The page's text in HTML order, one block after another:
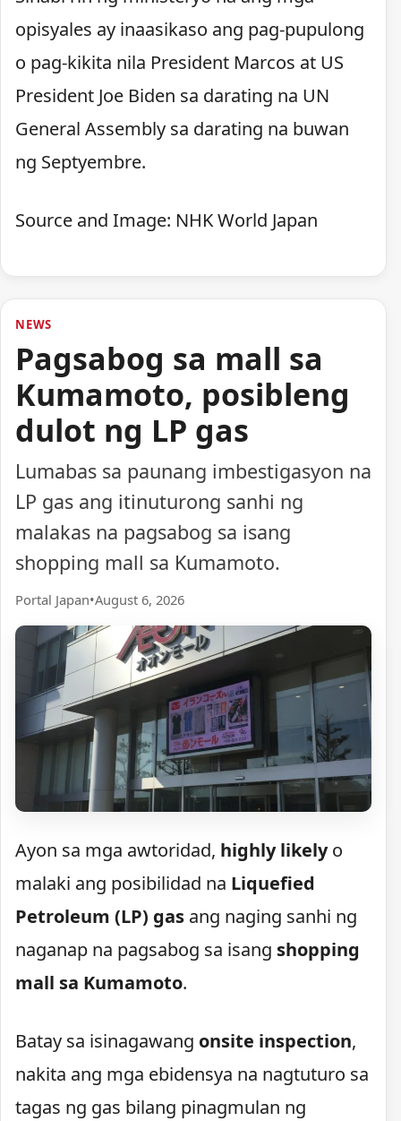
opisyales ay inaasikaso ang pag-pupulong
o pag-kikita nila President Marcos at US
President Joe Biden sa darating na UN
General Assembly sa darating na buwan
ng Septyembre.
Source and Image: NHK World Japan
NEWS
Pagsabog sa mall sa
Kumamoto, posibleng
dulot ng LP gas
Lumabas sa paunang imbestigasyon na
LP gas ang itinuturong sanhi ng
malakas na pagsabog sa isang
shopping mall sa Kumamoto.
Portal Japan•August 6, 2026
Ayon sa mga awtoridad, highly likelyo
malaki ang posibilidad na Liquefied
Petroleum (LP) gas ang naging sanhi ng
naganap na pagsabog sa isang shopping
mall sa Kumamoto.
Batay sa isinagawang onsite inspection,
nakita ang mga ebidensya na nagtuturo sa
tagas ng gas bilang pinagmulan ng